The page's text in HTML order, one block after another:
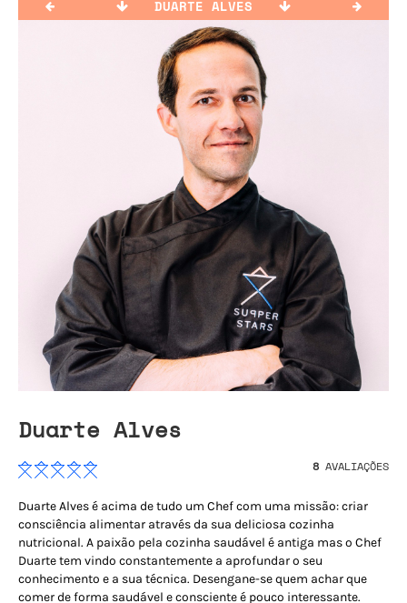
DUARTE ALVES
Duarte Alves
8 AVALIAÇÕES
Duarte Alves é acima de tudo um Chef com uma missão: criar
consciência alimentar através da sua deliciosa cozinha
nutricional. A paixão pela cozinha saudável é antiga mas o Chef
Duarte tem vindo constantemente a aprofundar o seu
conhecimento e a sua técnica. Desengane-se quem achar que
comer de forma saudável e consciente é pouco interessante.